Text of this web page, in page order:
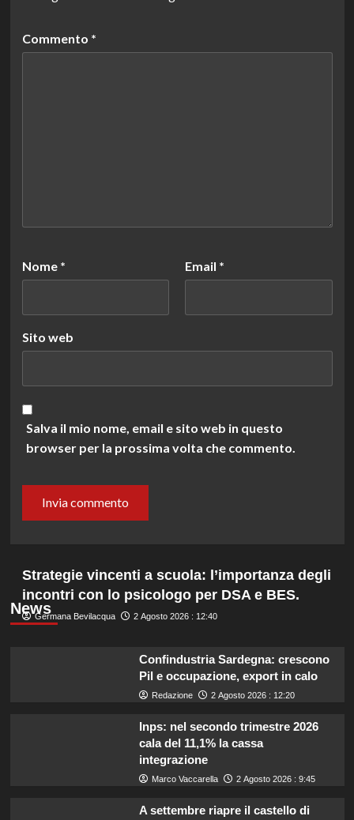
Commento *
Nome * Email *
Sito web
Salva il mio nome, email e sito web in questo
browser per la prossima volta che commento.
News
Strategie vincenti a scuola: l’importanza degli
incontri con lo psicologo per DSA e BES.
Germana Bevilacqua 2 Agosto 2026 : 12:40
Confindustria Sardegna: crescono
Pil e occupazione, export in calo
Redazione 2 Agosto 2026 : 12:20
Inps: nel secondo trimestre 2026
cala del 11,1% la cassa
integrazione
Marco Vaccarella 2 Agosto 2026 : 9:45
A settembre riapre il castello di